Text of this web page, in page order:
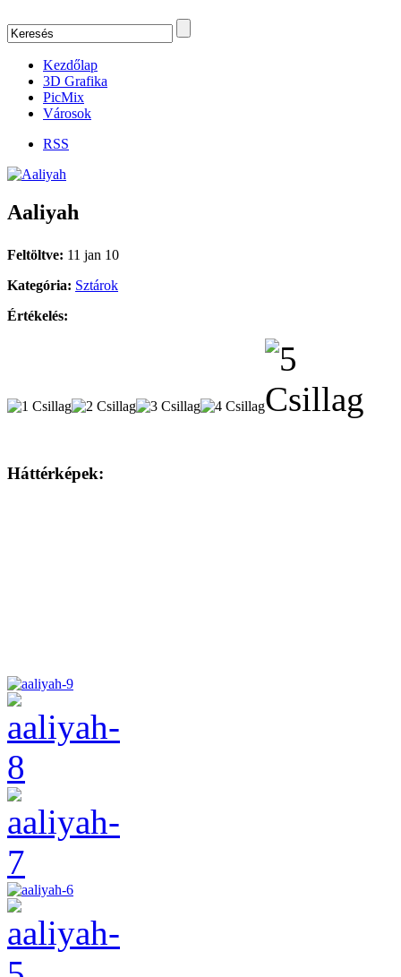
Kezdőlap
3D Grafika
PicMix
Városok
RSS
Aaliyah
Feltöltve: 11 jan 10
Kategória: Sztárok
Értékelés:
Háttérképek: